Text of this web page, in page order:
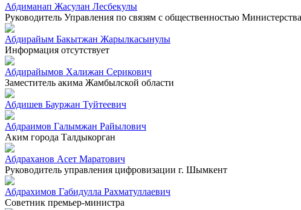
Абдиманап Жасулан Лесбекулы
Руководитель Управления по связям с общественностью
Абдирайым Бакытжан Жарылкасынулы
Информация отсутствует
Абдирайымов Халижан Серикович
Заместитель акима Жамбылской области
Абдишев Бауржан Туйтеевич
Абдраимов Галымжан Райылович
Аким города Талдыкорган
Абдраханов Асет Маратович
Руководитель управления цифровизации г. Шымкент
Абдрахимов Габидулла Рахматуллаевич
Советник премьер-министра